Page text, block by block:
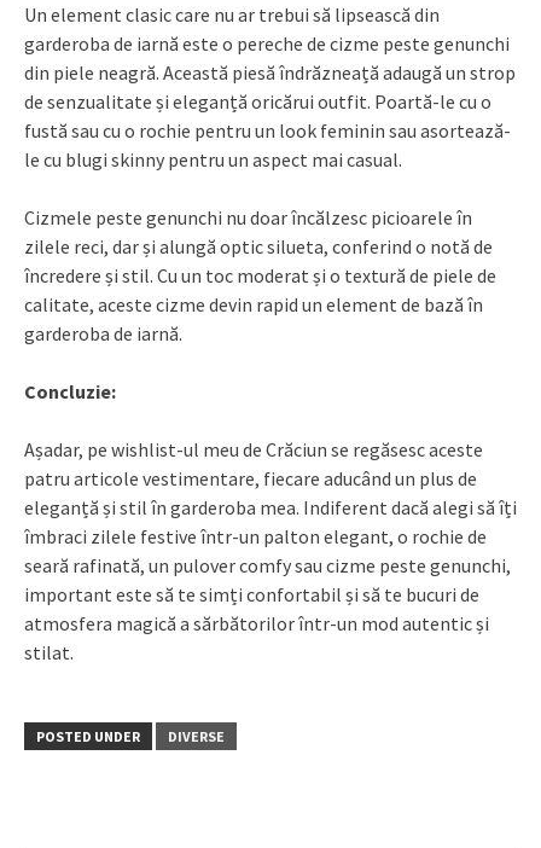
Un element clasic care nu ar trebui să lipsească din
garderoba de iarnă este o pereche de cizme peste genunchi
din piele neagră. Această piesă îndrăzneață adaugă un strop
de senzualitate și eleganță oricărui outfit. Poartă-le cu o
fustă sau cu o rochie pentru un look feminin sau asortează-
le cu blugi skinny pentru un aspect mai casual.
Cizmele peste genunchi nu doar încălzesc picioarele în
zilele reci, dar și alungă optic silueta, conferind o notă de
încredere și stil. Cu un toc moderat și o textură de piele de
calitate, aceste cizme devin rapid un element de bază în
garderoba de iarnă.
Concluzie:
Așadar, pe wishlist-ul meu de Crăciun se regăsesc aceste
patru articole vestimentare, fiecare aducând un plus de
eleganță și stil în garderoba mea. Indiferent dacă alegi să îți
îmbraci zilele festive într-un palton elegant, o rochie de
seară rafinată, un pulover comfy sau cizme peste genunchi,
important este să te simți confortabil și să te bucuri de
atmosfera magică a sărbătorilor într-un mod autentic și
stilat.
POSTED UNDER DIVERSE